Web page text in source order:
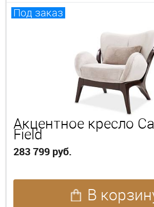
Под заказ
Акцентное кресло
Field
283 799 руб.
В